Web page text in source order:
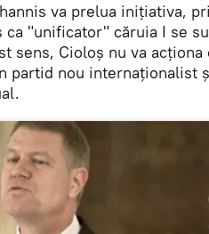
va prelua inițiativa,
ca "unificator" căruia I se
sens, Cioloș nu va
partid nou internaționalist